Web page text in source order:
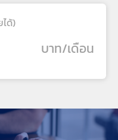
ด้)
บาท/เดือน